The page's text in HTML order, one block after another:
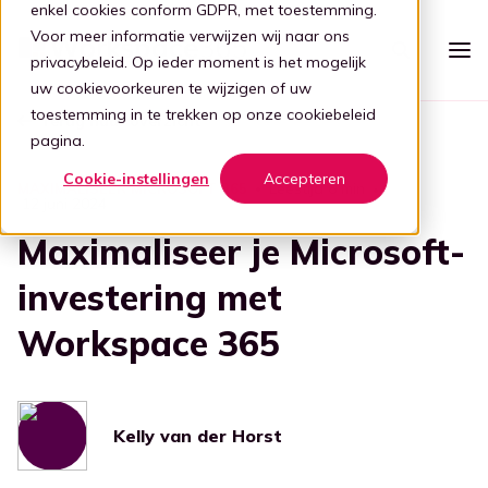
enkel cookies conform GDPR, met toestemming.
Voor meer informatie verwijzen wij naar ons
privacybeleid. Op ieder moment is het mogelijk
uw cookievoorkeuren te wijzigen of uw
toestemming in te trekken op onze cookiebeleid
pagina.
Cookie-instellingen
Accepteren
Platform
Intelligente werkplek
Eenvoudige werkplek
Stap 1: Vereenvoudigen
Verbind al je apps
Stap 2: Verbinden
Stap 3: Intelligentie
Prijzen
Voor wie
Zorg
Focus op de zorg
Ouderenzorg
Focus op de ouderenzorg
Partners
Voor partners
Bied je klanten een gebruiksvriendelijke en veilige adaptieve
digitale werkplek door samen te werken met Workspace
Kennis
Digitale transformatie
Transformatie door tech
Evenementen
Terug naar overzicht
MAXIMALISEER MICROSOFT 365 Leestijd 6 min
Maximaliseer je Microsoft-
investering met
Workspace 365
Kelly van der Horst